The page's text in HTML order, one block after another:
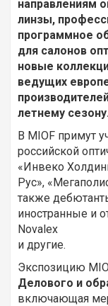
направлениям
линзы,
программное
для салонов
новые
ведущих
летнему
В MIOF примут
российской
«Инвеко
Рус»,
также
иностранные и
Novalex
и другие.
Экспозицию
Делового и
включающая